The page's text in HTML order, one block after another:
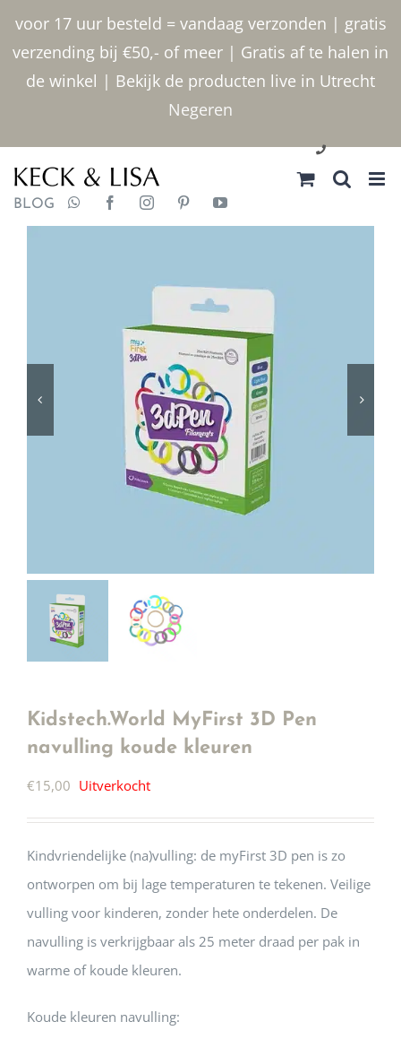
voor 17 uur besteld = vandaag verzonden | gratis
verzending bij €50,- of meer | Gratis af te halen in
de winkel | Bekijk de producten live in Utrecht
Negeren
inhoud
030 2400000
BLOG
Kidstech.World MyFirst 3D Pen
navulling koude kleuren
€15,00 Uitverkocht
Kindvriendelijke (na)vulling: de myFirst 3D pen is zo
ontworpen om bij lage temperaturen te tekenen. Veilige
vulling voor kinderen, zonder hete onderdelen. De
navulling is verkrijgbaar als 25 meter draad per pak in
warme of koude kleuren.
Koude kleuren navulling: